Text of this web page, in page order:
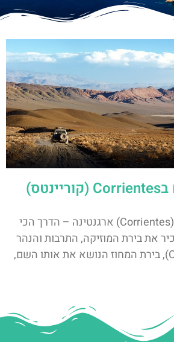
סיורים חינמיים בCorrientes (קוריינטס)
סיור חינם בקוריינטס (Corrientes) ארגנטינה – הדרך הכי
את בירת המוזיקה, התרבות והנהר
קוריינטס (Corrientes), בירת המחוז הנושא את אותו השם,